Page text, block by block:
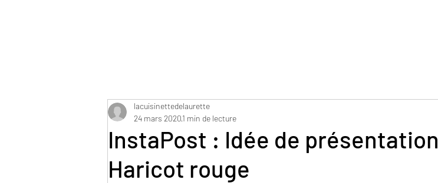
InstaPost : Idée de présentation
Haricot rouge
lacuisinettedelaurette
24 mars 20201 min de lecture